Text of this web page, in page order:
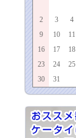
2
3 4
9
10 11
16
17 18
23
24 25
30
31